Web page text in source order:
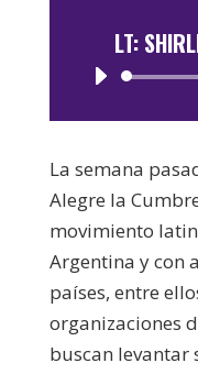
LT:
La semana
Alegre la
movimiento
Argentina y con
países, entre
organizaciones
buscan levantar